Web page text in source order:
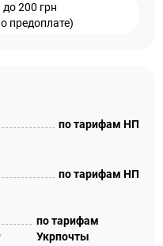
200 грн
предоплате)
по тарифам НП
по тарифам НП
по тарифам
Укрпочты